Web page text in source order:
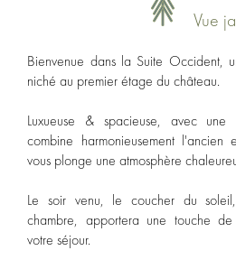
Vue
Bienvenue dans la Suite Occident,
niché au premier étage du château.
Luxueuse & spacieuse, avec
combine harmonieusement
vous plonge une atmosphère
Le soir venu, le coucher du
chambre, apportera une touche
votre séjour.